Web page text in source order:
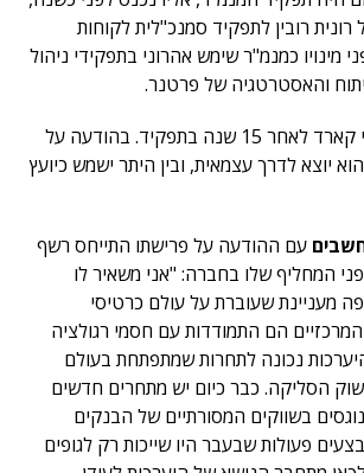
רובין לתפקיד סמנכ"לית לקוחות
מינויו כמנמ"ר שימש אהרוני בתפקידי ניהול
והאסטרטגיה של פרטנר.
רשף עוזב את לאומי קארד לאחר 15 שנה בתפקיד. בהודעה על
יוצא לדרך עצמאית, ובין היתר ישמש כיועץ
עם ההודעה על פרישתו התייחס רשף
המחליף שלו בחברה: "אני משאיר לו
מעניינת שעוברת על עולם כרטיסי
הם התמודדות עם חסמי רגולציה
נכונה לתחרות שמתפתחת בעולם
הסליקה. כבר כיום יש מתחרים חדשים
בשווקים המסורתיים של הבנקים
פעולות שבעבר היו שייכות רק לגופים